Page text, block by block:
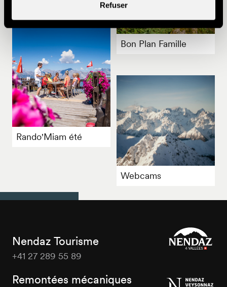
Refuser
Bon Plan Famille
Rando'Miam été
Webcams
Nendaz Tourisme
+41 27 289 55 89
Remontées mécaniques